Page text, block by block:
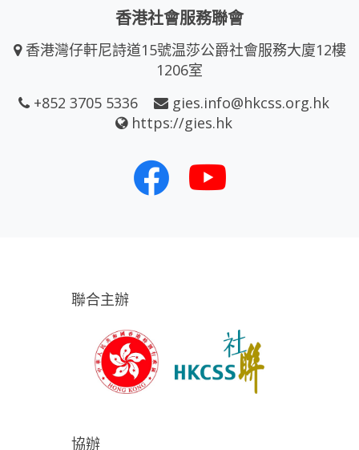
香港社會服務聯會
香港灣仔軒尼詩道15號温莎公爵社會服務大廈12樓
1206室
+852 3705 5336
gies.info@hkcss.org.hk
https://gies.hk
聯合主辦
協辦